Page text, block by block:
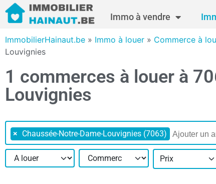
Immo à vendre
ImmobilierHainaut.be » Immo à louer » Commerce à
Louvignies
1 commerces à louer à
Louvignies
× Chaussée-Notre-Dame-Louvignies (7063)
Prix